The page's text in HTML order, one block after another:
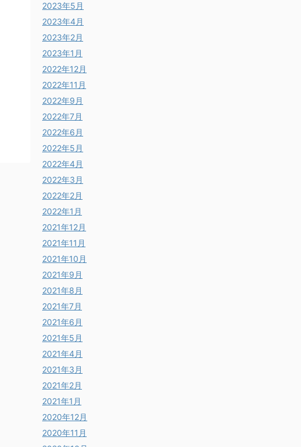
2023年5月
2023年4月
2023年2月
2023年1月
2022年12月
2022年11月
2022年9月
2022年7月
2022年6月
2022年5月
2022年4月
2022年3月
2022年2月
2022年1月
2021年12月
2021年11月
2021年10月
2021年9月
2021年8月
2021年7月
2021年6月
2021年5月
2021年4月
2021年3月
2021年2月
2021年1月
2020年12月
2020年11月